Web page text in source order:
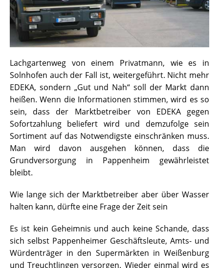
Lachgartenweg von einem Privatmann, wie es in
Solnhofen auch der Fall ist, weitergeführt. Nicht mehr
EDEKA, sondern „Gut und Nah“ soll der Markt dann
heißen. Wenn die Informationen stimmen, wird es so
sein, dass der Marktbetreiber von EDEKA gegen
Sofortzahlung beliefert wird und demzufolge sein
Sortiment auf das Notwendigste einschränken muss.
Man wird davon ausgehen können, dass die
Grundversorgung in Pappenheim gewährleistet
bleibt.
Wie lange sich der Marktbetreiber aber über Wasser
halten kann, dürfte eine Frage der Zeit sein
Es ist kein Geheimnis und auch keine Schande, dass
sich selbst Pappenheimer Geschäftsleute, Amts- und
Würdenträger in den Supermärkten in Weißenburg
und Treuchtlingen versorgen. Wieder einmal wird es